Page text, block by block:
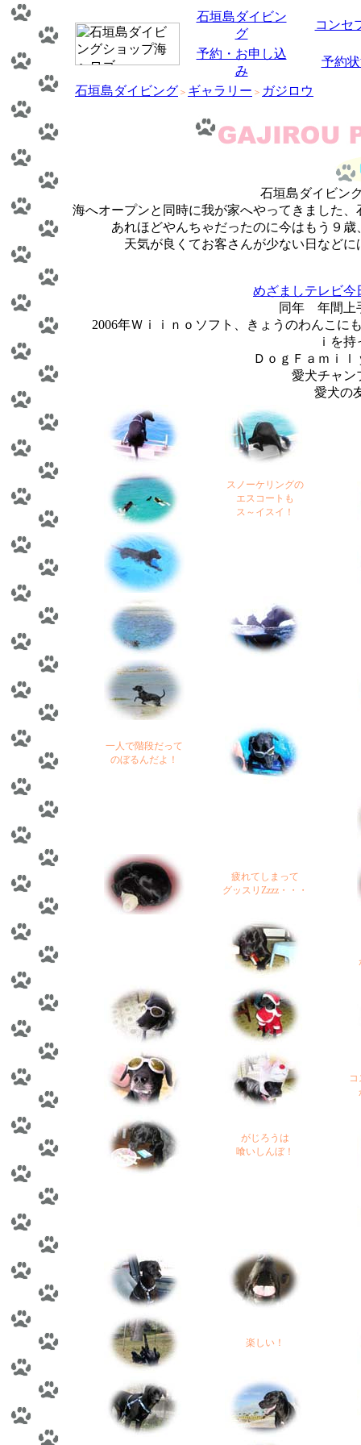
石垣島ダイビン
グ
コンセ
予約・お申し込
み
予約
石垣島ダイビング ＞ ギャラリー ＞ ガジロウ
石垣島ダイビン
海へオープンと同時に我が家へやってきました
あれほどやんちゃだったのに今はもう９
天気が良くてお客さんが少ない日など
めざましテレビ今
同年 年間上
2006年Ｗｉｉｎｏソフト、きょうのわんこに
ｉを
ＤｏｇＦａｍｉ
愛犬チャ
愛犬の
スノーケリングの
エスコートも
ス～イスイ！
一人で階段だって
のぼるんだよ！
疲れてしまって
グッスリZzzz・・・
がじろうは
喰いしんぼ！
楽しい！